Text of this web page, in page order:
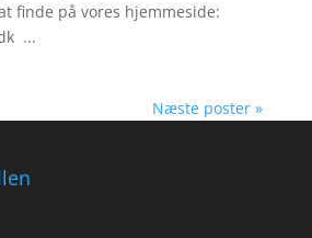
finde på vores hjemmeside:
...
Næste poster »